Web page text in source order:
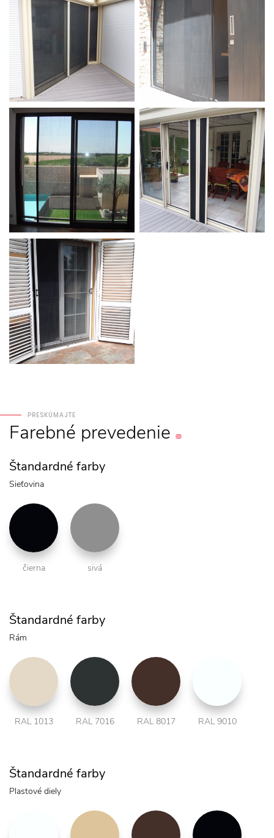
PRESKÚMAJTE
Farebné prevedenie
Štandardné farby
Sieťovina
čierna sivá
Štandardné farby
Rám
RAL 1013 RAL 7016 RAL 8017 RAL 9010
Štandardné farby
Plastové diely